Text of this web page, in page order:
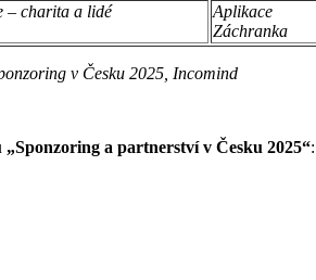
– charita a lidé
Aplikace
Záchranka
v Česku 2025, Incomind
a partnerství v Česku 2025“